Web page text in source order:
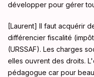
développer pour gérer
[Laurent] Il faut acquérir
différencier fiscalité
(URSSAF). Les charges
elles ouvrent des droits.
pédagogue car pour